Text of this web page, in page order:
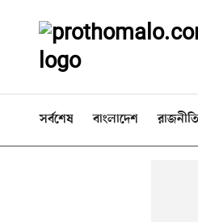
সর্বশেষ বাংলাদেশ রাজনীতি